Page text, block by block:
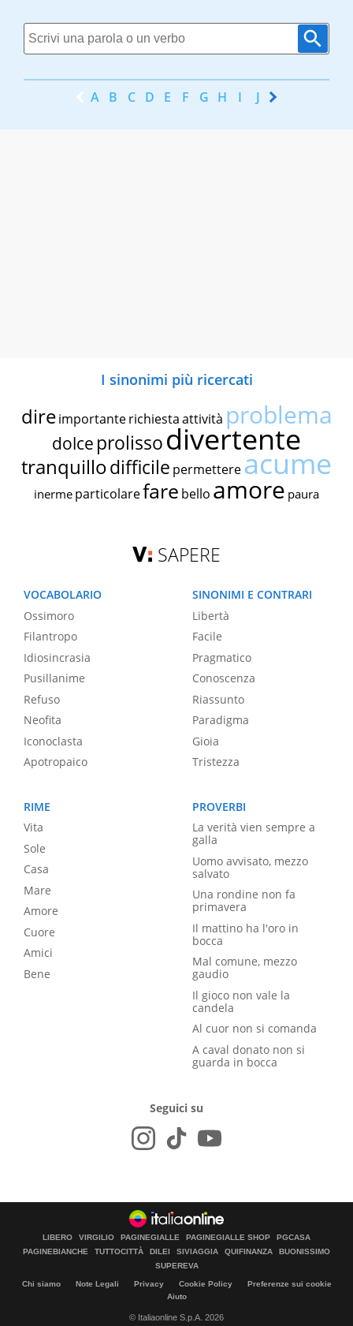
A B C D E F G H I J K
I sinonimi più ricercati
dire importante richiestaattività problema
dolce prolissodivertente
tranquillodifficile permettereacume
inerme particolarefare bello amore paura
SAPERE
VOCABOLARIO
Ossimoro
Filantropo
Idiosincrasia
Pusillanime
Refuso
Neofita
Iconoclasta
Apotropaico
SINONIMI E CONTRARI
Libertà
Facile
Pragmatico
Conoscenza
Riassunto
Paradigma
Gioia
Tristezza
RIME
Vita
Sole
Casa
Mare
Amore
Cuore
Amici
Bene
PROVERBI
La verità vien sempre a
galla
Uomo avvisato, mezzo
salvato
Una rondine non fa
primavera
Il mattino ha l'oro in
bocca
Mal comune, mezzo
gaudio
Il gioco non vale la
candela
Al cuor non si comanda
A caval donato non si
guarda in bocca
Seguici su
LIBERO VIRGILIO PAGINEGIALLE PAGINEGIALLE SHOP
PGCASA
PAGINEBIANCHE
TUTTOCITTÀ DILEI SIVIAGGIA QUIFINANZA
BUONISSIMO
SUPEREVA
Chi siamo Note Legali Privacy Cookie Policy
Preferenze sui cookie
Aiuto
© Italiaonline S.p.A. 2026